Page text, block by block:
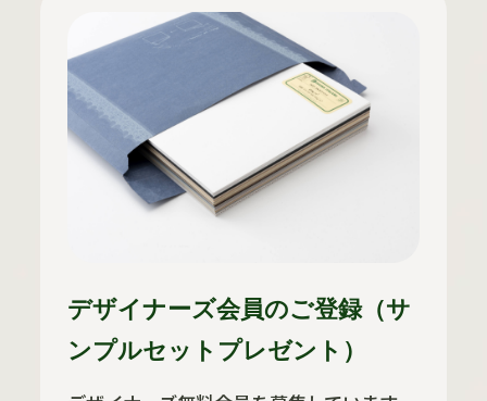
デザイナーズ会員のご登録（サ
ンプルセットプレゼント）